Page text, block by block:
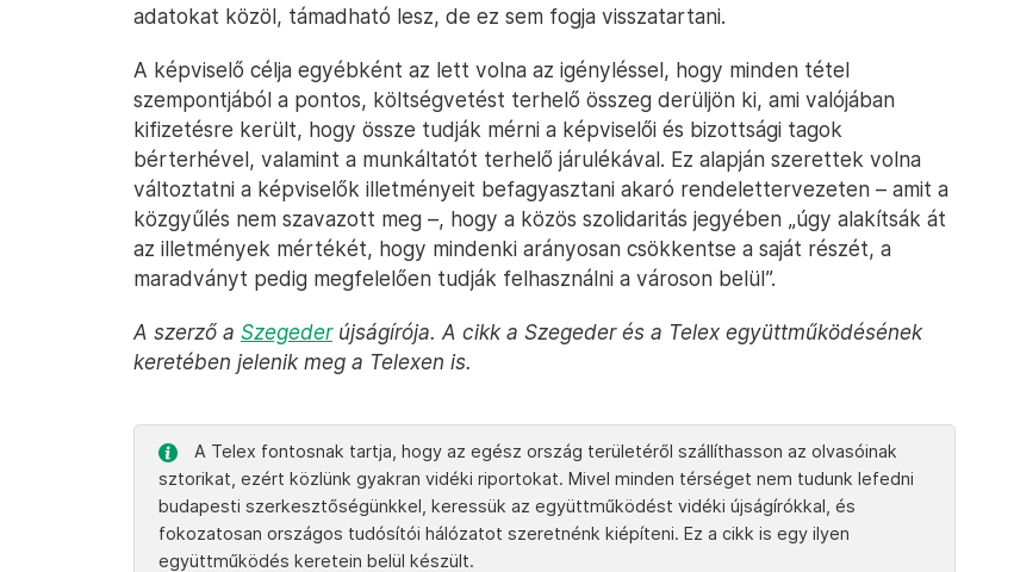
adatokat közöl, támadható lesz, de ez sem fogja visszatartani.
A képviselő célja egyébként az lett volna az igényléssel, hogy minden tétel
szempontjából a pontos, költségvetést terhelő összeg derüljön ki, ami valójában
kifizetésre került, hogy össze tudják mérni a képviselői és bizottsági tagok
bérterhével, valamint a munkáltatót terhelő járulékával. Ez alapján szerettek volna
változtatni a képviselők illetményeit befagyasztani akaró rendelettervezeten – amit a
közgyűlés nem szavazott meg –, hogy a közös szolidaritás jegyében „úgy alakítsák át
az illetmények mértékét, hogy mindenki arányosan csökkentse a saját részét, a
maradványt pedig megfelelően tudják felhasználni a városon belül”.
A szerző a Szegederújságírója. A cikk a Szegeder és a Telex együttműködésének
keretében jelenik meg a Telexen is.
A Telex fontosnak tartja, hogy az egész ország területéről szállíthasson az olvasóinak
sztorikat, ezért közlünk gyakran vidéki riportokat. Mivel minden térséget nem tudunk lefedni
budapesti szerkesztőségünkkel, keressük az együttműködést vidéki újságírókkal, és
fokozatosan országos tudósítói hálózatot szeretnénk kiépíteni. Ez a cikk is egy ilyen
együttműködés keretein belül készült.